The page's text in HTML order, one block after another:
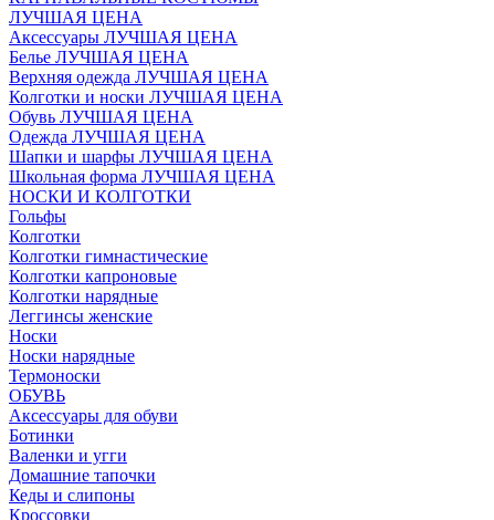
ЛУЧШАЯ ЦЕНА
Аксессуары ЛУЧШАЯ ЦЕНА
Белье ЛУЧШАЯ ЦЕНА
Верхняя одежда ЛУЧШАЯ ЦЕНА
Колготки и носки ЛУЧШАЯ ЦЕНА
Обувь ЛУЧШАЯ ЦЕНА
Одежда ЛУЧШАЯ ЦЕНА
Шапки и шарфы ЛУЧШАЯ ЦЕНА
Школьная форма ЛУЧШАЯ ЦЕНА
НОСКИ И КОЛГОТКИ
Гольфы
Колготки
Колготки гимнастические
Колготки капроновые
Колготки нарядные
Леггинсы женские
Носки
Носки нарядные
Термоноски
ОБУВЬ
Аксессуары для обуви
Ботинки
Валенки и угги
Домашние тапочки
Кеды и слипоны
Кроссовки